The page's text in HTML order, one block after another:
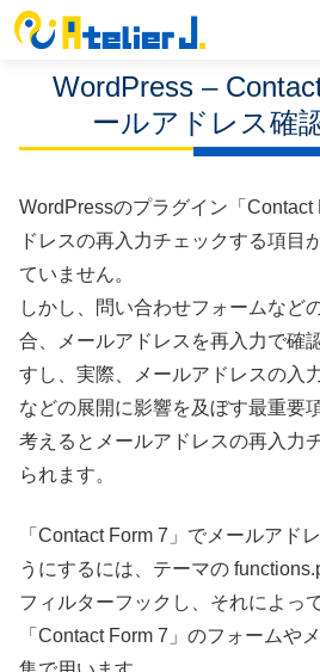
WordPress –
ールアドレス確
WordPressのプラグイン「Contact
ドレスの再入力チェックする項目
ていません。
しかし、問い合わせフォームなど
合、メールアドレスを再入力で確
すし、実際、メールアドレスの入
などの展開に影響を及ぼす最重要
考えるとメールアドレスの再入力
られます。
「Contact Form 7」でメールアド
うにするには、テーマの
フィルターフックし、それによっ
「Contact Form 7」のフォームや